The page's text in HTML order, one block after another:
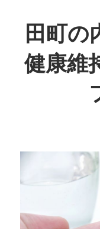
ン
テ
ン
ツ
田町の
健康維
生
で
り